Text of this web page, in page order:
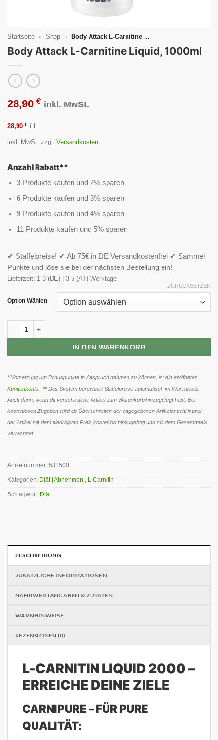
Startseite » Shop » Body Attack L-Carnitine ...
Body Attack L-Carnitine Liquid, 1000ml
28,90 € inkl. MwSt.
28,90 € /
inkl. MwSt. zzgl. Versandkosten
Anzahl Rabatt**
3 Produkte kaufen und 2% sparen
6 Produkte kaufen und 3% sparen
9 Produkte kaufen und 4% sparen
11 Produkte kaufen und 5% sparen
✔ Staffelpreise! ✔ Ab 75€ in DE Versandkostenfrei ✔ Sammel
Punkte und löse sie bei der nächsten Bestellung ein!
Lieferzeit: 1-3 (DE) | 3-5 (AT) Werktage
Option Wählen
ZURÜCKSETZEN
IN DEN WARENKORB
* Vorsetzung um Bonuspunkte in Anspruch nehmen zu können, ist ein eröffnetes
Kundenkonto . ** Das System berechnet Staffelpreise automatisch im Warenkorb.
Auch dann, wenn du verschiedene Artikel zum Warenkorb hinzugefügt hast. Bei
kostenlosen Zugaben wird ab Überschreiten der angegebenen Artikelanzahl immer
der Artikel mit dem niedrigsten Preis kostenlos hinzugefügt und mit dem Gesamtpreis
verrechnet.
Artikelnummer: 531500
Kategorien: Diät | Abnehmen , L-Carnitin
Schlagwort: Diät
BESCHREIBUNG
ZUSÄTZLICHE INFORMATIONEN
NÄHRWERTANGABEN & ZUTATEN
WARNHINWEISE
REZENSIONEN (0)
L-CARNITIN LIQUID 2000 –
ERREICHE DEINE ZIELE
CARNIPURE – FÜR PURE
QUALITÄT: